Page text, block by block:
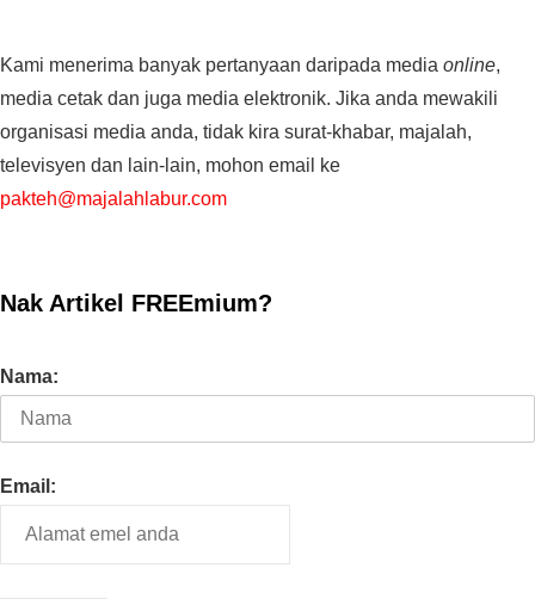
Kami menerima banyak pertanyaan daripada media online,
media cetak dan juga media elektronik. Jika anda mewakili
organisasi media anda, tidak kira surat-khabar, majalah,
televisyen dan lain-lain, mohon email ke
pakteh@majalahlabur.com
Nak Artikel FREEmium?
Nama:
Email: